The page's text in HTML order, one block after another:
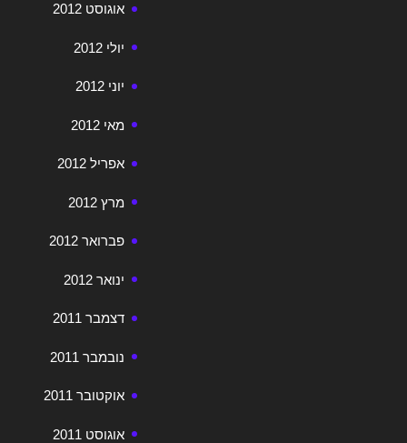
אוגוסט 2012
יולי 2012
יוני 2012
מאי 2012
אפריל 2012
מרץ 2012
פברואר 2012
ינואר 2012
דצמבר 2011
נובמבר 2011
אוקטובר 2011
אוגוסט 2011